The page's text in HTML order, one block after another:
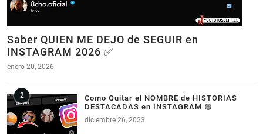
Saber QUIEN ME DEJO de SEGUIR en
INSTAGRAM 2026 ✅
enero 20, 2026
Como Quitar el NOMBRE de HISTORIAS
DESTACADAS en INSTAGRAM 🟣
diciembre 26, 2023